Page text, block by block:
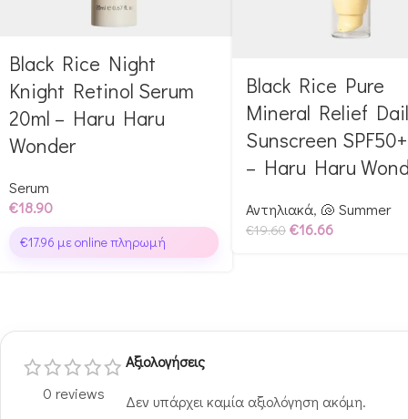
Black Rice Night
Knight Retinol Serum
20ml – Haru Haru
Wonder
Serum
€18.90
€17.96 με online πληρωμή
Black Rice Pure
Mineral Relief
Sunscreen
– Haru Haru
Αντηλιακά, 🐚 Summer
€19.60 €16.66
0 reviews
Αξιολογήσεις
Δεν υπάρχει καμία αξιολόγηση ακόμη.